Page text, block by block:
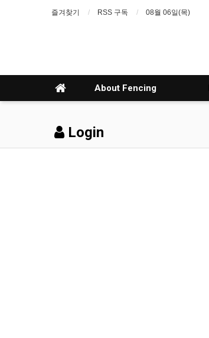
즐겨찾기 RSS 구독 08월 06일(목)
About Fencing
Login